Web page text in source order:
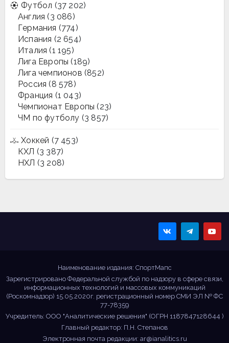
Футбол (37 202)
Англия (3 086)
Германия (774)
Испания (2 654)
Италия (1 195)
Лига Европы (189)
Лига чемпионов (852)
Россия (8 578)
Франция (1 043)
Чемпионат Европы (23)
ЧМ по футболу (3 857)
Хоккей (7 453)
КХЛ (3 387)
НХЛ (3 208)
Наименование издания: СпортМапс
Зарегистрировано Федеральной службой по надзору в сфере связи,
информационных технологий и массовых коммуникаций
(Роскомнадзор) 15.05.2020г. регистрационный номер СМИ ЭЛ № ФС
77-78359
Учредитель: ООО "Аналитические решения" (ОГРН 1187847128644 )
Главный редактор: П.Н. Степанов
Электронная почта редакции: ar@ianalitics.ru